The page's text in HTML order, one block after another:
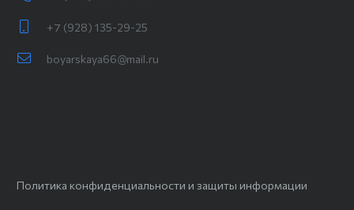
+7 (928) 135-29-25
boyarskaya66@mail.ru
Политика конфиденциальности и защиты информации